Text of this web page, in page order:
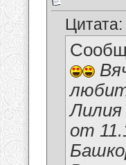
Цитата:
от